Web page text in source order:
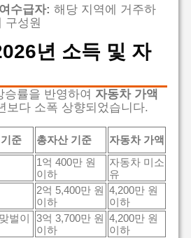
수급자: 해당 지역에 거주하
구성원
년 소득 및 자
승률을 반영하여 자동차 가액
보다 소폭 상향되었습니다.
준 총자산 기준 자동차 가액
1억 400만 원
이하
자동차 미소
유
2억 5,400만 원
이하
4,200만 원
이하
벌이
3억 3,700만 원
이하
4,200만 원
이하